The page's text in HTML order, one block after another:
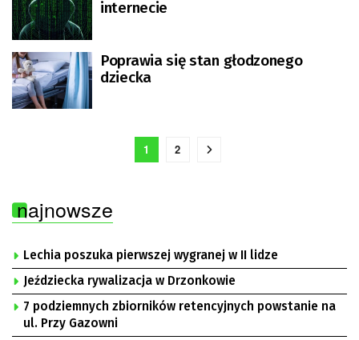
internecie
Poprawia się stan głodzonego
dziecka
1 2
najnowsze
Lechia poszuka pierwszej wygranej w II lidze
Jeździecka rywalizacja w Drzonkowie
7 podziemnych zbiorników retencyjnych powstanie na
ul. Przy Gazowni